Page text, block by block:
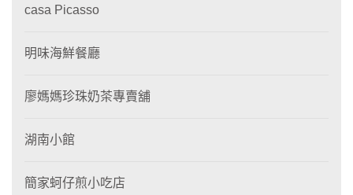
casa Picasso
明味海鮮餐廳
廖媽媽珍珠奶茶專賣舖
湖南小館
簡家蚵仔煎小吃店